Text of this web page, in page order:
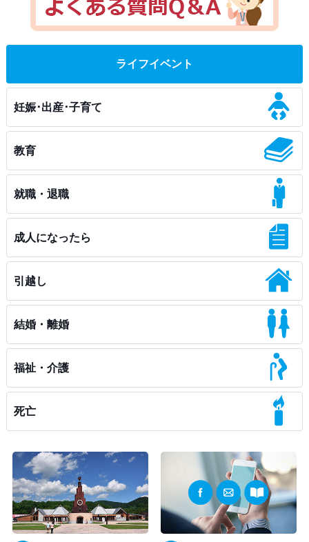
ライフイベント
妊娠･出産･子育て
教育
就職・退職
成人になったら
引越し
結婚・離婚
福祉・介護
死亡